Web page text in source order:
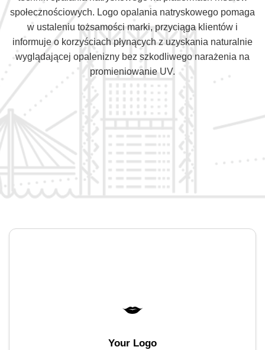
społecznościowych. Logo opalania natryskowego pomaga
w ustaleniu tożsamości marki, przyciąga klientów i
informuje o korzyściach płynących z uzyskania naturalnie
wyglądającej opalenizny bez szkodliwego narażenia na
promieniowanie UV.
Your Logo